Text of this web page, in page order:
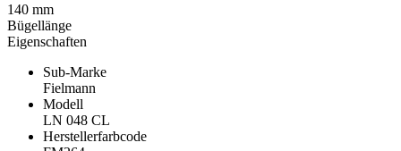
Eigenschaften
Sub-Marke
Fielmann
Modell
LN 048 CL
Herstellerfarbcode
140 mm
Bügellänge